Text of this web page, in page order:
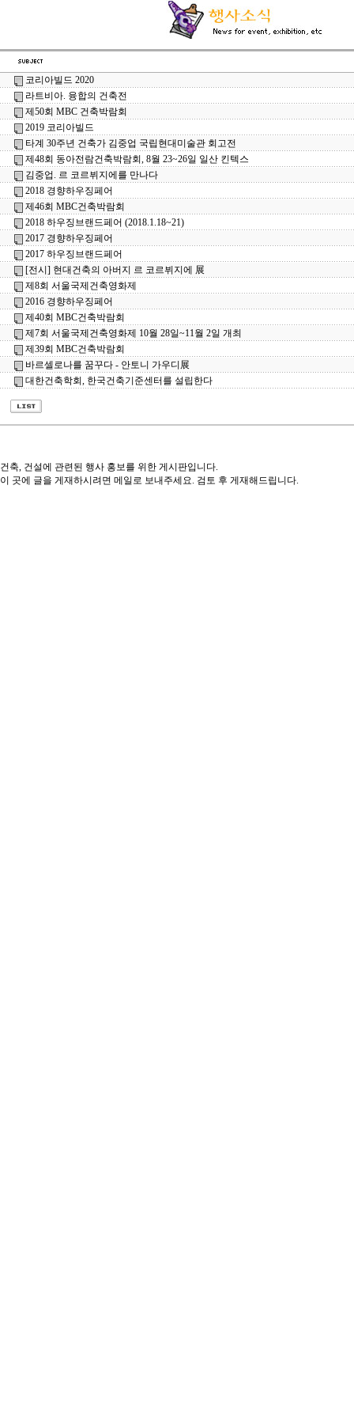
코리아빌드 2020
라트비아. 융합의 건축전
제50회 MBC 건축박람회
2019 코리아빌드
타계 30주년 건축가 김중업 국립현대미술관 회고전
제48회 동아전람건축박람회, 8월 23~26일 일산 킨텍스
김중업. 르 코르뷔지에를 만나다
2018 경향하우징페어
제46회 MBC건축박람회
2018 하우징브랜드페어 (2018.1.18~21)
2017 경향하우징페어
2017 하우징브랜드페어
[전시] 현대건축의 아버지 르 코르뷔지에 展
제8회 서울국제건축영화제
2016 경향하우징페어
제40회 MBC건축박람회
제7회 서울국제건축영화제 10월 28일~11월 2일 개최
제39회 MBC건축박람회
바르셀로나를 꿈꾸다 - 안토니 가우디展
대한건축학회, 한국건축기준센터를 설립한다
건축, 건설에 관련된 행사 홍보를 위한 게시판입니다.
이 곳에 글을 게재하시려면 메일로 보내주세요. 검토 후 게재해드립니다.